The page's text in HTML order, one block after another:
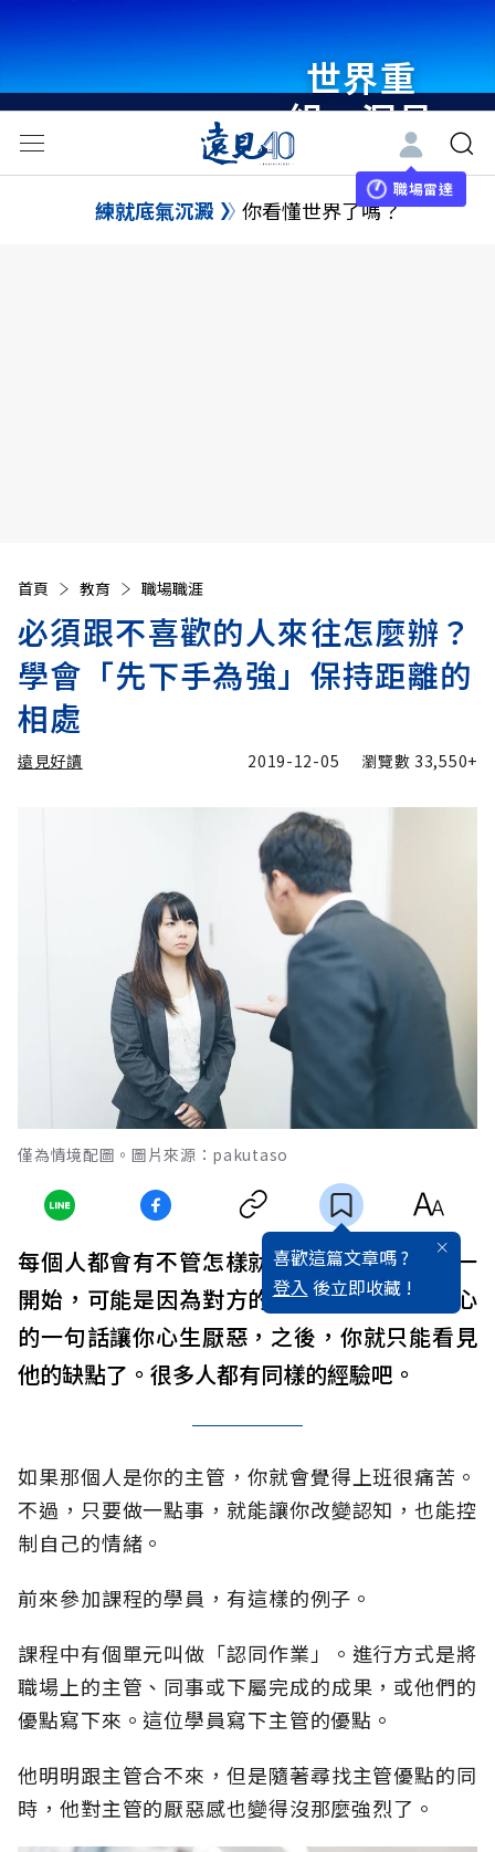
世界重
組・洞見
未來 與
世界領袖
職場雷達
練就底氣沉澱 你看懂世界了嗎？
首頁 教育 職場職涯
必須跟不喜歡的人來往怎麼辦？
學會「先下手為強」保持距離的
相處
遠見好讀 2019-12-05 瀏覽數 33,550+
僅為情境配圖。圖片來源：pakutaso
喜歡這篇文章嗎 ?
登入 後立即收藏 !
每個人都會有不管怎樣就是無法喜歡的人。一
開始，可能是因為對方的不當斥責，或是無心
的一句話讓你心生厭惡，之後，你就只能看見
他的缺點了。很多人都有同樣的經驗吧。
如果那個人是你的主管，你就會覺得上班很痛苦。
不過，只要做一點事，就能讓你改變認知，也能控
制自己的情緒。
前來參加課程的學員，有這樣的例子。
課程中有個單元叫做「認同作業」。進行方式是將
職場上的主管、同事或下屬完成的成果，或他們的
優點寫下來。這位學員寫下主管的優點。
他明明跟主管合不來，但是隨著尋找主管優點的同
時，他對主管的厭惡感也變得沒那麼強烈了。